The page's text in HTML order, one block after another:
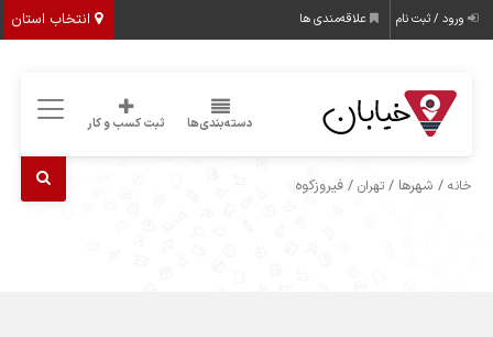
انتخاب استان ورود / ثبت نام علاقه‌مندی ها
دسته‌بندی‌ها ثبت کسب و کار
خانه / شهرها /تهران / فیروزکوه